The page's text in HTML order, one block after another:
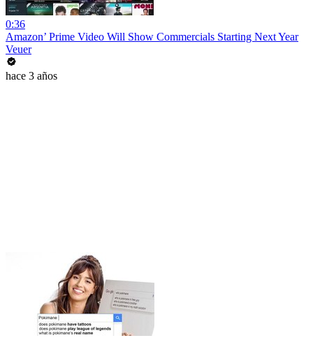
0:36
Amazon’ Prime Video Will Show Commercials Starting Next Year
Veuer
hace 3 años